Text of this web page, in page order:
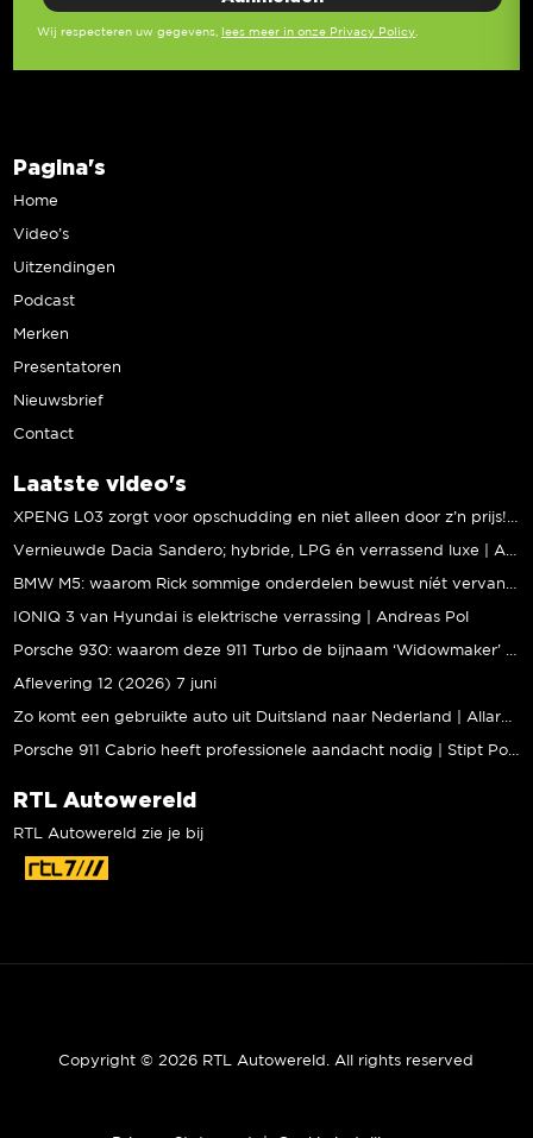
Wij respecteren uw gegevens, lees meer in onze Privacy Policy
Pagina's
Home
Video’s
Uitzendingen
Podcast
Merken
Presentatoren
Nieuwsbrief
Contact
Laatste video's
IONIQ 3 van Hyundai is elektrische verrassing | Andreas Pol
Aflevering 12 (2026) 7 juni
RTL Autowereld
RTL Autowereld zie je bij
Copyright © 2026 RTL Autowereld. All rights reserved